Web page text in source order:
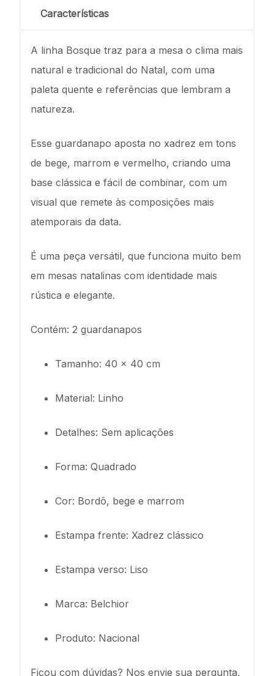
Características
A linha Bosque traz para a mesa o clima mais
natural e tradicional do Natal, com uma
paleta quente e referências que lembram a
natureza.
Esse guardanapo aposta no xadrez em tons
de bege, marrom e vermelho, criando uma
base clássica e fácil de combinar, com um
visual que remete às composições mais
atemporais da data.
É uma peça versátil, que funciona muito bem
em mesas natalinas com identidade mais
rústica e elegante.
Contém: 2 guardanapos
Tamanho: 40 x 40 cm
Material: Linho
Detalhes: Sem aplicações
Forma: Quadrado
Cor: Bordô, bege e marrom
Estampa frente: Xadrez clássico
Estampa verso: Liso
Marca: Belchior
Produto: Nacional
Ficou com dúvidas? Nos envie sua pergunta,